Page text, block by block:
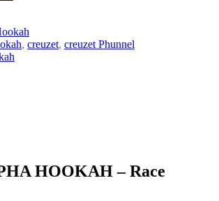
, creuzet, creuzet Phunnel
HOOKAH – Race